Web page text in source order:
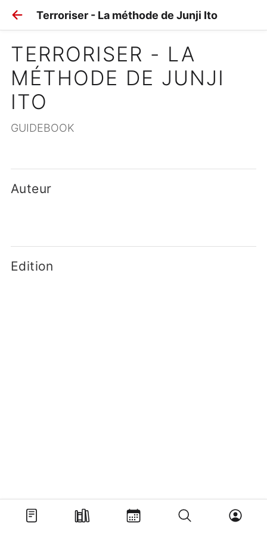
Terroriser - La méthode de Junji Ito
TERRORISER - LA
MÉTHODE DE JUNJI
ITO
GUIDEBOOK
Auteur
Edition